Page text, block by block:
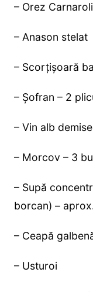
– Orez
– Anason stelat
– Scorțișoară
– Șofran – 2
– Vin alb
– Morcov – 3
– Supă
borcan) –
– Ceapă
– Usturoi